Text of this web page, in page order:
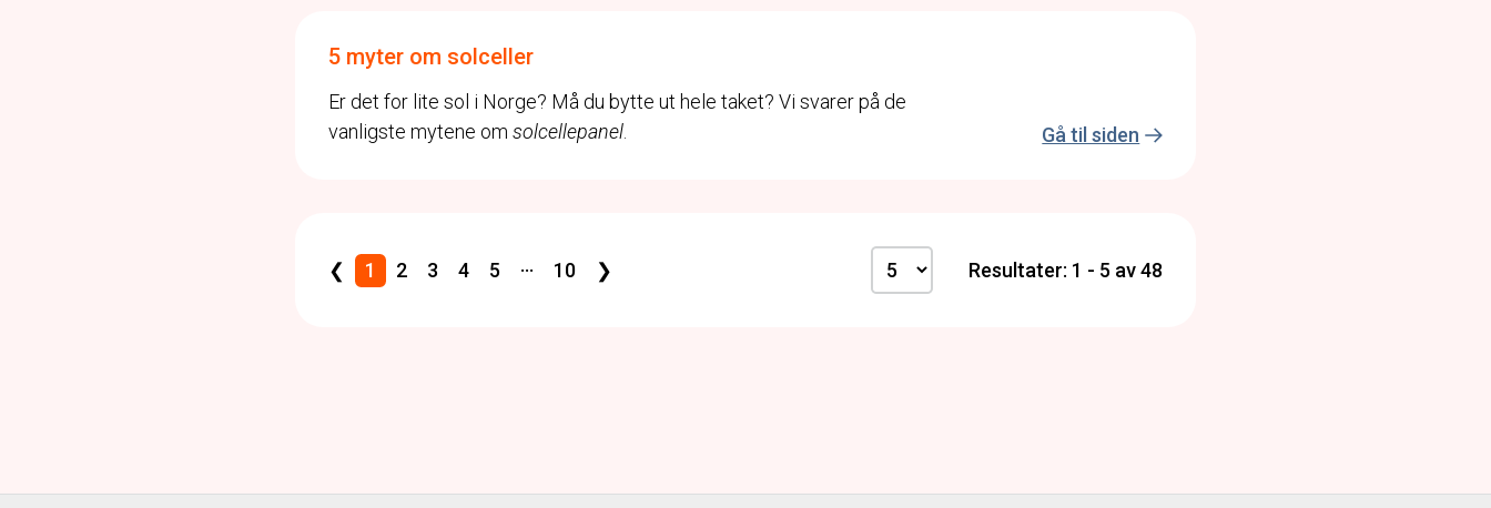
5 myter om solceller
Er det for lite sol i Norge? Må du bytte ut hele taket? Vi svarer på de
vanligste mytene om solcellepanel. Gå til siden
❮ 1 2 3 4 5 ... 10 ❯ Resultater: 1 - 5 av 48